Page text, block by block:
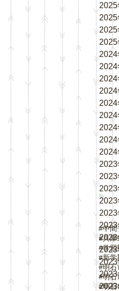
2025
2025
2025
2025
2024
2024
2024
2024
2024
2024
2024
2024
2024
2023
2023
2023
2023
2023
#新学
#明石